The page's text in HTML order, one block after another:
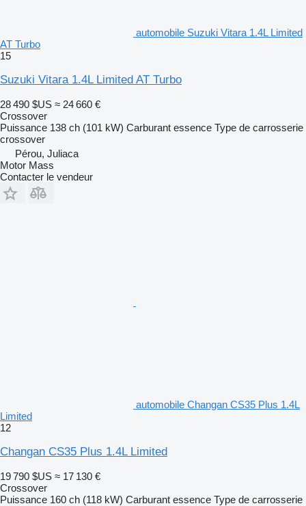
automobile Suzuki Vitara 1.4L Limited
AT Turbo
15
Suzuki Vitara 1.4L Limited AT Turbo
28 490 $US ≈ 24 660 €
Crossover
Puissance 138 ch (101 kW) Carburant essence Type de carrosserie
crossover
Pérou, Juliaca
Motor Mass
Contacter le vendeur
automobile Changan CS35 Plus 1.4L
Limited
12
Changan CS35 Plus 1.4L Limited
19 790 $US ≈ 17 130 €
Crossover
Puissance 160 ch (118 kW) Carburant essence Type de carrosserie